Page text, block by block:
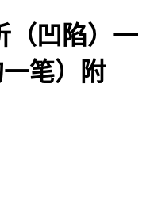
（凹陷）一
笔）附